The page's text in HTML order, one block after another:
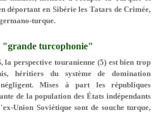
déportant en Sibérie les Tatars de Crimée,
turque.
"grande turcophonie"
la perspective touranienne (5) est bien trop
héritiers du système de domination
Mises à part les républiques
de la population des États indépendants
Union Soviétique sont de souche turque,